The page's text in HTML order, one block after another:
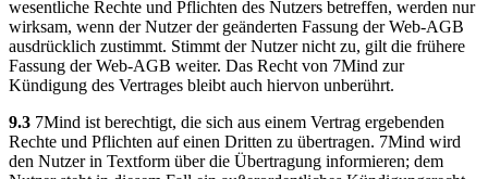
wesentliche Rechte und Pflichten des Nutzers betreffen, werden nur
wirksam, wenn der Nutzer der geänderten Fassung der Web-AGB
ausdrücklich zustimmt. Stimmt der Nutzer nicht zu, gilt die frühere
Fassung der Web-AGB weiter. Das Recht von 7Mind zur
Kündigung des Vertrages bleibt auch hiervon unberührt.
9.3 7Mind ist berechtigt, die sich aus einem Vertrag ergebenden
Rechte und Pflichten auf einen Dritten zu übertragen. 7Mind wird
den Nutzer in Textform über die Übertragung informieren; dem